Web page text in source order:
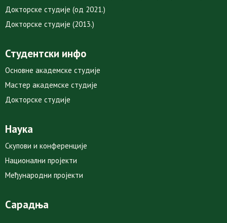
Докторске студије (од 2021.)
Докторске студије (2013.)
Студентски инфо
Основне академске студије
Мастер академске студије
Докторске студије
Наука
Скупови и конференције
Национални пројекти
Међународни пројекти
Сарадња